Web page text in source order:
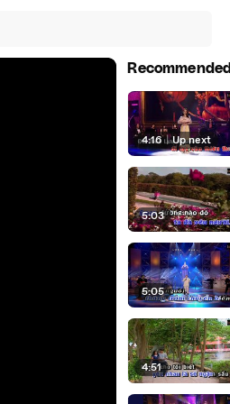
Recommended
4:16 | Up next
5:03
5:05
4:51